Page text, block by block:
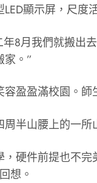
LED顯示屏，尺
8月我們就搬出
家。”
盈盈滿校園。師
半山腰上的一
，硬件前提也不
想。